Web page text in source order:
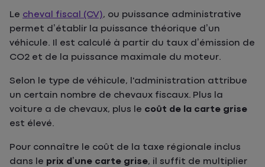
Le cheval fiscal (CV), ou puissance administrative
permet d’établir la puissance théorique d’un
véhicule. Il est calculé à partir du taux d’émission de
CO2 et de la puissance maximale du moteur.
Selon le type de véhicule, l'administration attribue
un certain nombre de chevaux fiscaux. Plus la
voiture a de chevaux, plus le coût de la carte grise
est élevé.
Pour connaître le coût de la taxe régionale inclus
dans le prix d’une carte grise, il suffit de multiplier